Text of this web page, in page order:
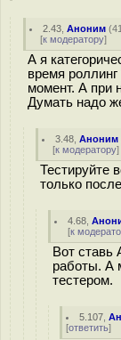
2.43 ,Аноним (
[к модератору]
А я
время
момент. А при
Думать надо
3.48 ,Аноним
[к модератору]
Тестируйте
только
4.68 ,
[к
Вот ставь
работы. А
тестером.
5.107 ,
[ответить]